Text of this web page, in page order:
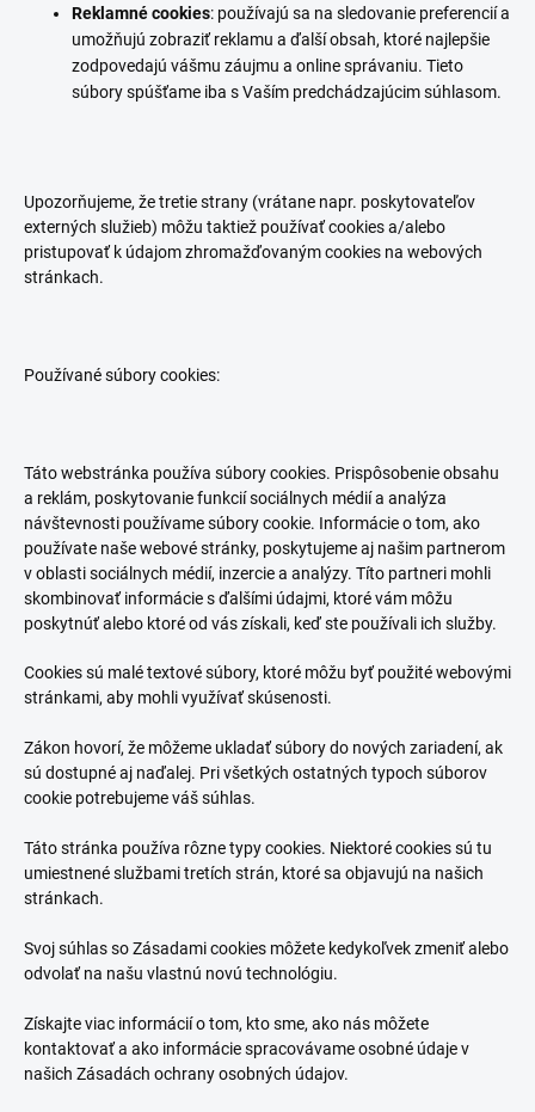
Reklamné cookies: používajú sa na sledovanie preferencií a
umožňujú zobraziť reklamu a ďalší obsah, ktoré najlepšie
zodpovedajú vášmu záujmu a online správaniu. Tieto
súbory spúšťame iba s Vaším predchádzajúcim súhlasom.
Upozorňujeme, že tretie strany (vrátane napr. poskytovateľov
externých služieb) môžu taktiež používať cookies a/alebo
pristupovať k údajom zhromažďovaným cookies na webových
stránkach.
Používané súbory cookies:
Táto webstránka používa súbory cookies. Prispôsobenie obsahu
a reklám, poskytovanie funkcií sociálnych médií a analýza
návštevnosti používame súbory cookie. Informácie o tom, ako
používate naše webové stránky, poskytujeme aj našim partnerom
v oblasti sociálnych médií, inzercie a analýzy. Títo partneri mohli
skombinovať informácie s ďalšími údajmi, ktoré vám môžu
poskytnúť alebo ktoré od vás získali, keď ste používali ich služby.
Cookies sú malé textové súbory, ktoré môžu byť použité webovými
stránkami, aby mohli využívať skúsenosti.
Zákon hovorí, že môžeme ukladať súbory do nových zariadení, ak
sú dostupné aj naďalej. Pri všetkých ostatných typoch súborov
cookie potrebujeme váš súhlas.
Táto stránka používa rôzne typy cookies. Niektoré cookies sú tu
umiestnené službami tretích strán, ktoré sa objavujú na našich
stránkach.
Svoj súhlas so Zásadami cookies môžete kedykoľvek zmeniť alebo
odvolať na našu vlastnú novú technológiu.
Získajte viac informácií o tom, kto sme, ako nás môžete
kontaktovať a ako informácie spracovávame osobné údaje v
našich Zásadách ochrany osobných údajov.